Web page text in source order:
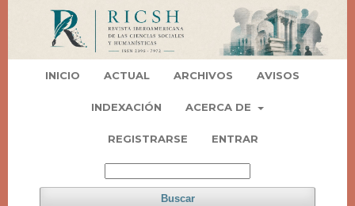
INICIO ACTUAL ARCHIVOS AVISOS
INDEXACIÓN ACERCA DE
REGISTRARSE ENTRAR
Buscar